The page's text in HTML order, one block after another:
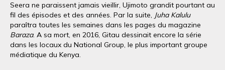
Seera ne paraissent jamais vieillir, Ujimoto grandit pourtant au
fil des épisodes et des années. Par la suite, Juha Kalulu
paraîtra toutes les semaines dans les pages du magazine
Baraza. A sa mort, en 2016, Gitau dessinait encore la série
dans les locaux du National Group, le plus important groupe
médiatique du Kenya.